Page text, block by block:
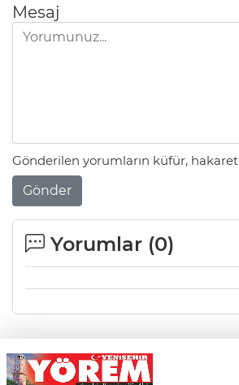
Mesaj
Gönderilen yorumların küfür,
Gönder
Yorumlar (0)